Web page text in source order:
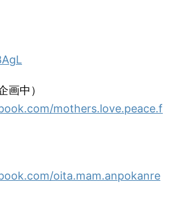
画中）
mothers.love.peace.f
oita.mam.anpokanre